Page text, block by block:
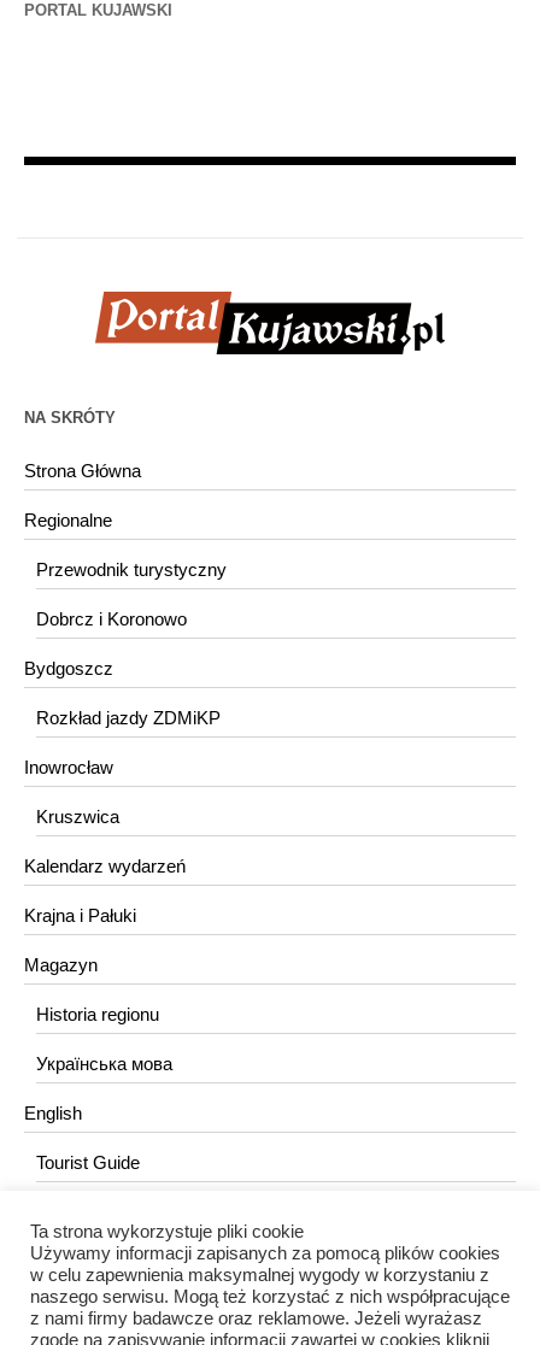
PORTAL KUJAWSKI
NA SKRÓTY
Strona Główna
Regionalne
Przewodnik turystyczny
Dobrcz i Koronowo
Bydgoszcz
Rozkład jazdy ZDMiKP
Inowrocław
Kruszwica
Kalendarz wydarzeń
Krajna i Pałuki
Magazyn
Historia regionu
Українська мова
English
Tourist Guide
KONTAKT
redakcja@portalkujawski.pl
Redakcja
Ta strona wykorzystuje pliki cookie
Używamy informacji zapisanych za pomocą plików cookies
w celu zapewnienia maksymalnej wygody w korzystaniu z
naszego serwisu. Mogą też korzystać z nich współpracujące
z nami firmy badawcze oraz reklamowe. Jeżeli wyrażasz
zgodę na zapisywanie informacji zawartej w cookies kliknij